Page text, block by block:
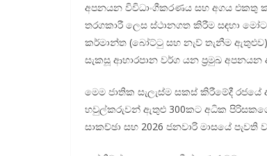
අපනයන විවිධාංගීකරණය සහ අගය එකතු
තරගකාරී ලෙස ස්ථානගත කිරීම සඳහා
කර්මාන්ත (බෝට්ටු සහ නැව් තැනීම ඇතුළුව),
සැකසූ ආහාරපාන වර්ග යන ප්‍රමුඛ අපනයන
මෙම ජාතික සැලැස්ම සකස් කිරීමේදී
හවුල්කරුවන් ඇතුළු 300කට අධික පිරිසකගේ
සාකච්ඡා සහ 2026 ජනවාරි මාසයේ